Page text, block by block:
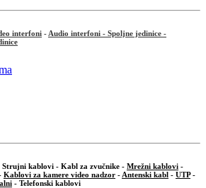
interfoni - Audio interfoni - Spoljne jedinice -
Strujni kablovi - Kabl za zvučnike - Mrežni kablovi -
Kablovi za kamere video nadzor - Antenski kabl - UTP-
- Telefonski kablovi